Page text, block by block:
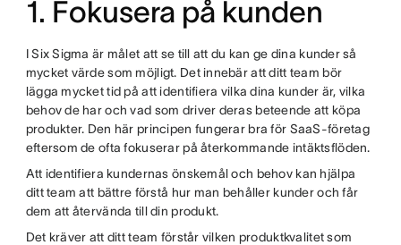
1. Fokusera på kunden
I Six Sigma är målet att se till att du kan ge dina kunder så
mycket värde som möjligt. Det innebär att ditt team bör
lägga mycket tid på att identifiera vilka dina kunder är, vilka
behov de har och vad som driver deras beteende att köpa
produkter. Den här principen fungerar bra för SaaS-företag
eftersom de ofta fokuserar på återkommande intäktsflöden.
Att identifiera kundernas önskemål och behov kan hjälpa
ditt team att bättre förstå hur man behåller kunder och får
dem att återvända till din produkt.
Det kräver att ditt team förstår vilken produktkvalitet som